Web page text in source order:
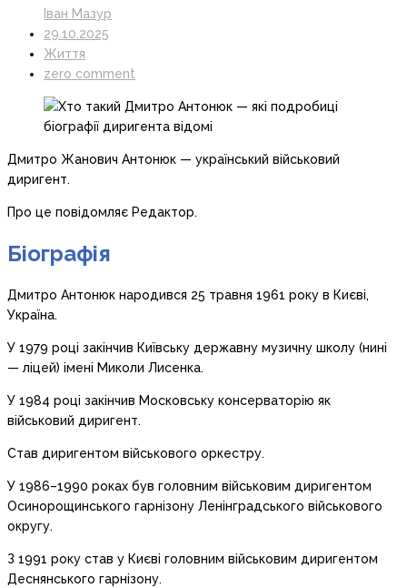
Іван Мазур
29.10.2025
Життя
zero comment
Дмитро Жанович Антонюк — український військовий
диригент.
Про це повідомляє Редактор.
Біографія
Дмитро Антонюк народився 25 травня 1961 року в Києві,
Україна.
У 1979 році закінчив Київську державну музичну школу (нині
— ліцей) імені Миколи Лисенка.
У 1984 році закінчив Московську консерваторію як
військовий диригент.
Став диригентом військового оркестру.
У 1986–1990 роках був головним військовим диригентом
Осинорощинського гарнізону Ленінградського військового
округу.
З 1991 року став у Києві головним військовим диригентом
Деснянського гарнізону.